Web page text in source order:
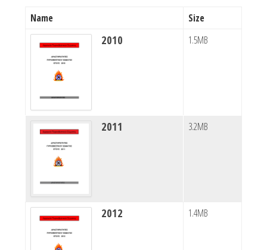
Name Size
2010 1.5MB
2011 3.2MB
2012 1.4MB